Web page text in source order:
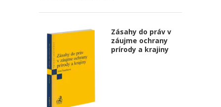
Zásahy do práv v
záujme ochrany
prírody a krajiny